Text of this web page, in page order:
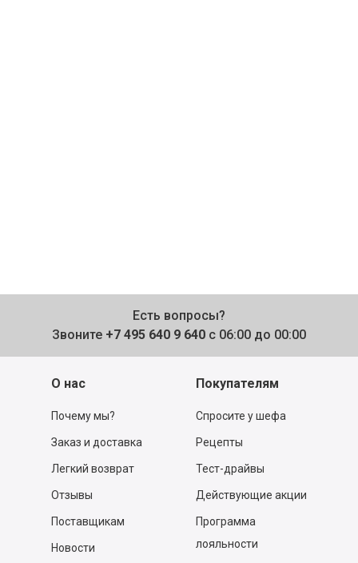
Есть вопросы?
Звоните +7 495 640 9 640 с 06:00 до 00:00
О нас
Почему мы?
Заказ и доставка
Легкий возврат
Отзывы
Поставщикам
Новости
Покупателям
Спросите у шефа
Рецепты
Тест-драйвы
Действующие акции
Программа
лояльности